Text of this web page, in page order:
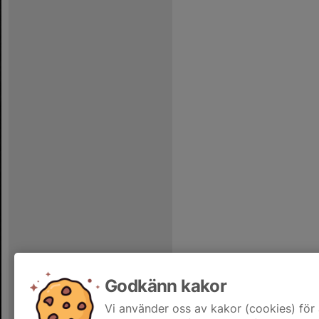
Godkänn kakor
Vi använder oss av kakor (cookies)